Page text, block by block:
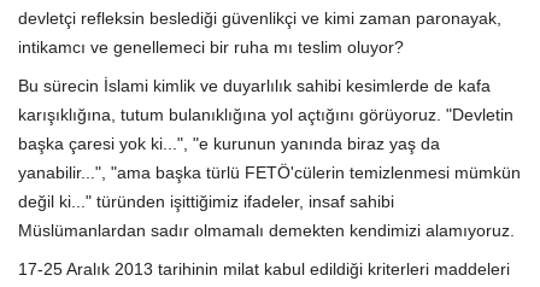
devletçi refleksin beslediği güvenlikçi ve kimi zaman paronayak,
intikamcı ve genellemeci bir ruha mı teslim oluyor?
Bu sürecin İslami kimlik ve duyarlılık sahibi kesimlerde de kafa
karışıklığına, tutum bulanıklığına yol açtığını görüyoruz. "Devletin
başka çaresi yok ki...", "e kurunun yanında biraz yaş da
yanabilir...", "ama başka türlü FETÖ'cülerin temizlenmesi mümkün
değil ki..." türünden işittiğimiz ifadeler, insaf sahibi
Müslümanlardan sadır olmamalı demekten kendimizi alamıyoruz.
17-25 Aralık 2013 tarihinin milat kabul edildiği kriterleri maddeleri